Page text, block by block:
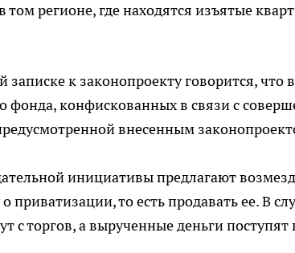
том регионе, где находятся изъятые
записке к законопроекту говорится, что
фонда, конфискованных в связи с
внесенным
инициативы предлагают
о приватизации, то есть продавать ее. В
с торгов, а вырученные деньги поступят